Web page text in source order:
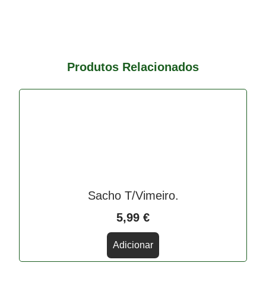
Produtos Relacionados
Sacho T/Vimeiro.
5,99 €
Adicionar